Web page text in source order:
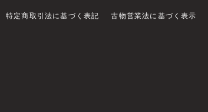
特定商取引法に基づく表記 古物営業法に基づく表示